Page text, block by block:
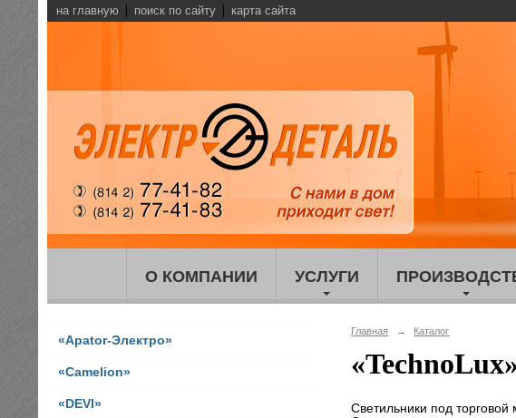
на главную поиск по сайту карта сайта
О КОМПАНИИ УСЛУГИ
«Apator-Электро»
«Camelion»
«DEVI»
Главная → Каталог
Светильники под торговой